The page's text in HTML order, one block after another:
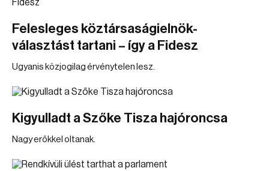
Felesleges köztársaságielnök-
választást tartani – így a Fidesz
Ugyanis közjogilag érvénytelen lesz.
Kigyulladt a Szőke Tisza hajóroncsa
Nagy erőkkel oltanak.